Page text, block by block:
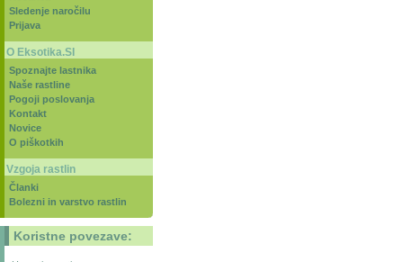
Sledenje naročilu
Prijava
O Eksotika.SI
Spoznajte lastnika
Naše rastline
Pogoji poslovanja
Kontakt
Novice
O piškotkih
Vzgoja rastlin
Članki
Bolezni in varstvo rastlin
Koristne povezave: